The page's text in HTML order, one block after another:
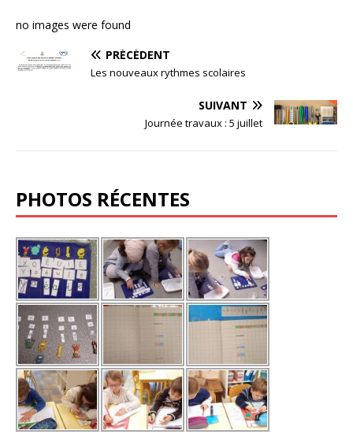
no images were found
PRÉCÉDENT
Les nouveaux rythmes scolaires
SUIVANT
Journée travaux : 5 juillet
PHOTOS RÉCENTES